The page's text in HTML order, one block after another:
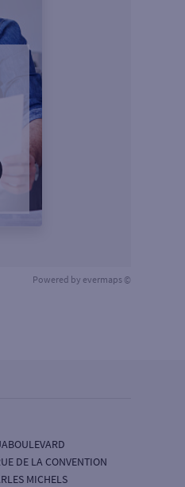
Powered by evermaps ©
DE LA CONVENTION
MICHELS